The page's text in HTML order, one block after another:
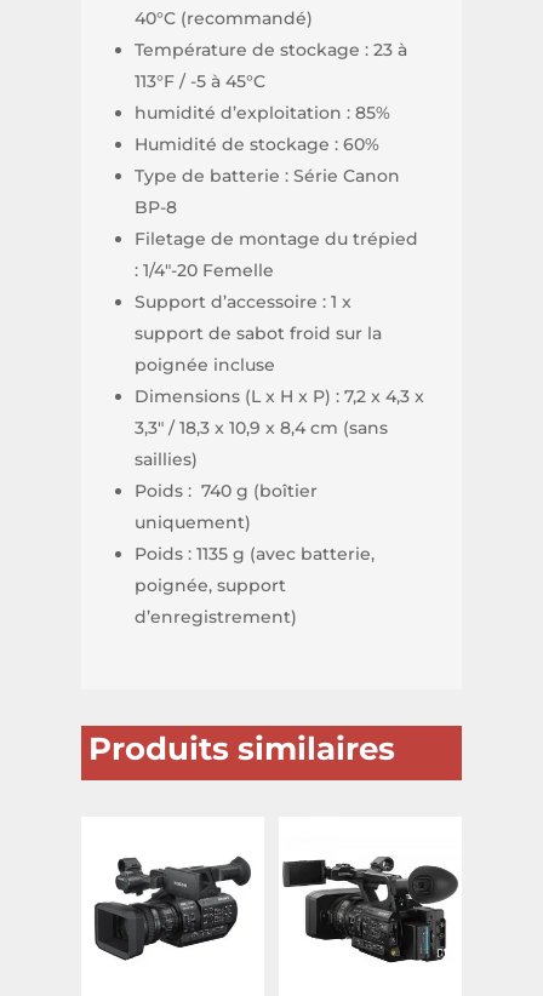
40°C (recommandé)
Température de stockage : 23 à
113°F / -5 à 45°C
humidité d’exploitation : 85%
Humidité de stockage : 60%
Type de batterie : Série Canon
BP-8
Filetage de montage du trépied
: 1/4″-20 Femelle
Support d’accessoire : 1 x
support de sabot froid sur la
poignée incluse
Dimensions (L x H x P) : 7,2 x 4,3 x
3,3″ / 18,3 x 10,9 x 8,4 cm (sans
saillies)
Poids : 740 g (boîtier
uniquement)
Poids : 1135 g (avec batterie,
poignée, support
d’enregistrement)
Produits similaires